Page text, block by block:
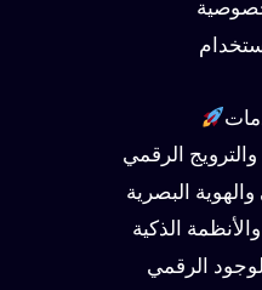
الرقمي
البصرية
الذكية
الرقمي